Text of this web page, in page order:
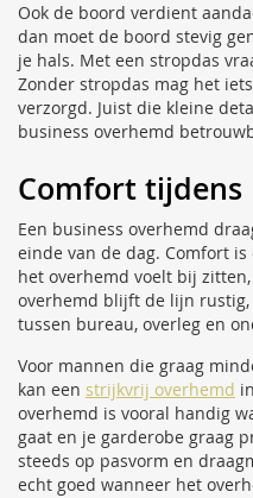
Ook de boord verdient
dan moet de boord stevig
je hals. Met een stropdas
Zonder stropdas mag het
verzorgd. Juist die kleine
business overhemd
Comfort tijdens
Een business overhemd
einde van de dag. Comfort
het overhemd voelt bij
overhemd blijft de lijn rustig,
tussen bureau, overleg en
Voor mannen die graag
kan een strijkvrij overhemd
overhemd is vooral handig
gaat en je garderobe graag
steeds op pasvorm en
echt goed wanneer het